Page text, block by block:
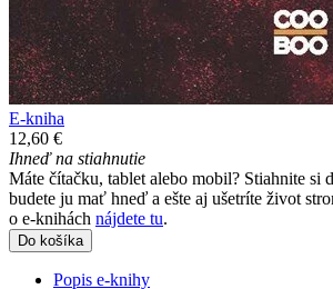
E-kniha
12,60 €
Ihneď na stiahnutie
Máte čítačku, tablet alebo mobil? Stiahnite si
budete ju mať hneď a ešte aj ušetríte život
o e-knihách nájdete tu.
Do košíka
Popis e-knihy